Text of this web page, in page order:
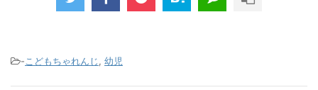
- こどもちゃれんじ, 幼児